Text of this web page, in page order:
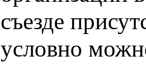
съезде
условно